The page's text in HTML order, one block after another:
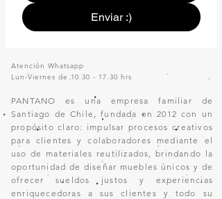
Enviar :)
Atención Whatsapp
Lun-Viernes de10.30 - 17.30 hrs
PANTANO es una empresa familiar de
Santiago de Chile, fundada en 2012 con un
propósito claro: impulsar procesos creativos
para clientes y colaboradores mediante el
uso de materiales reutilizados, brindando la
oportunidad de diseñar muebles únicos y de
ofrecer sueldos justos y experiencias
enriquecedoras a sus clientes y todo su